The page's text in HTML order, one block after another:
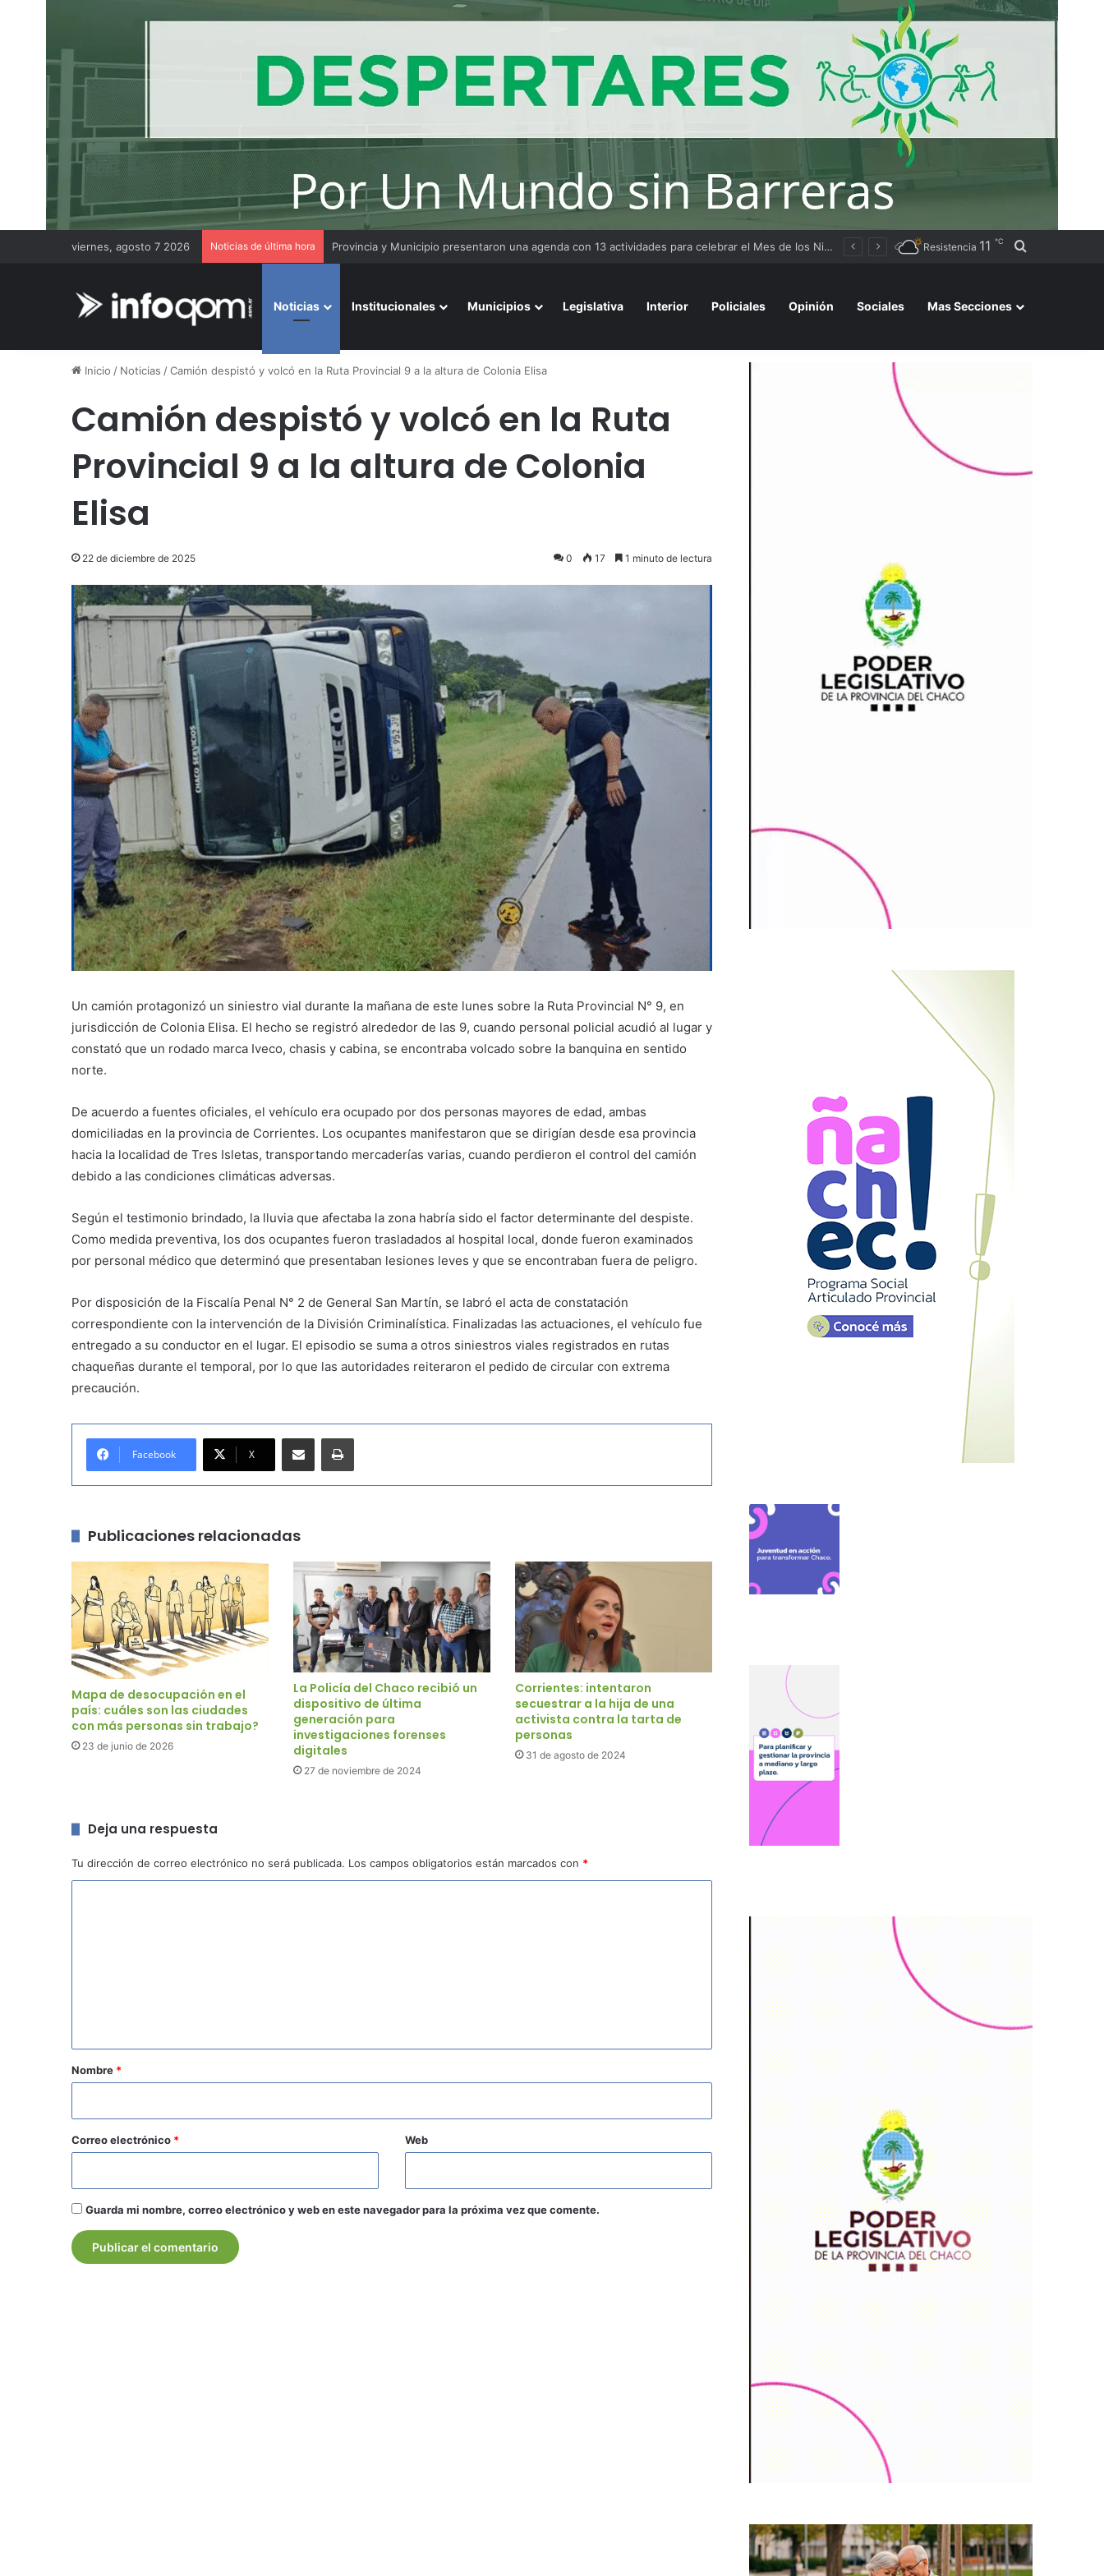
viernes, agosto 7 2026 Noticias de última hora Megaoperativo por presunto lavado de activos en Chaco: cinco detenidos y 18 allanamientos a gimnasios, concesionarias y un hotel Resistencia 11 ℃ Buscar por
Noticias Institucionales Municipios Legislativa Interior Policiales Opinión Sociales Mas Secciones
Inicio / Noticias /Camión despistó y volcó en la Ruta Provincial 9 a la altura de Colonia Elisa
Camión despistó y volcó en la Ruta
Provincial 9 a la altura de Colonia
Elisa
22 de diciembre de 2025 0 17 1 minuto de lectura
Un camión protagonizó un siniestro vial durante la mañana de este lunes sobre la Ruta Provincial N° 9, en
jurisdicción de Colonia Elisa. El hecho se registró alrededor de las 9, cuando personal policial acudió al lugar y
constató que un rodado marca Iveco, chasis y cabina, se encontraba volcado sobre la banquina en sentido
norte.
De acuerdo a fuentes oficiales, el vehículo era ocupado por dos personas mayores de edad, ambas
domiciliadas en la provincia de Corrientes. Los ocupantes manifestaron que se dirigían desde esa provincia
hacia la localidad de Tres Isletas, transportando mercaderías varias, cuando perdieron el control del camión
debido a las condiciones climáticas adversas.
Según el testimonio brindado, la lluvia que afectaba la zona habría sido el factor determinante del despiste.
Como medida preventiva, los dos ocupantes fueron trasladados al hospital local, donde fueron examinados
por personal médico que determinó que presentaban lesiones leves y que se encontraban fuera de peligro.
Por disposición de la Fiscalía Penal N° 2 de General San Martín, se labró el acta de constatación
correspondiente con la intervención de la División Criminalística. Finalizadas las actuaciones, el vehículo fue
entregado a su conductor en el lugar. El episodio se suma a otros siniestros viales registrados en rutas
chaqueñas durante el temporal, por lo que las autoridades reiteraron el pedido de circular con extrema
precaución.
Facebook X
Publicaciones relacionadas
Mapa de desocupación en el
país: cuáles son las ciudades
con más personas sin trabajo?
23 de junio de 2026
La Policía del Chaco recibió un
dispositivo de última
generación para
investigaciones forenses
digitales
27 de noviembre de 2024
Corrientes: intentaron
secuestrar a la hija de una
activista contra la tarta de
personas
31 de agosto de 2024
Deja una respuesta
Tu dirección de correo electrónico no será publicada. Los campos obligatorios están marcados con *
r
o
*
Nombre *
Correo electrónico * Web
Guarda mi nombre, correo electrónico y web en este navegador para la próxima vez que comente.